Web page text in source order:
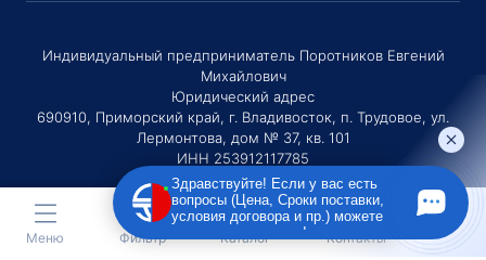
Индивидуальный предприниматель Поротников Евгений
Михайлович
Юридический адрес
690910, Приморский край, г. Владивосток, п. Трудовое, ул.
Лермонтова, дом № 37, кв. 101
ИНН 253912117785
ОГРНИП 320253600036730
Меню Фильтр Каталог Контакты
Здравствуйте! Если у вас есть
вопросы (Цена, Сроки поставки,
условия договора и пр.) можете
задать их мне в чат!